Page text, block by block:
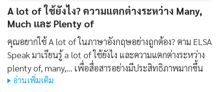
A lot of ใช้ยังไง? ความแตกต่างระหว่าง Many,
Much และ Plenty of
คุณอยากใช้ A lot of ในภาษาอังกฤษอย่างถูกต้อง? ตาม ELSA
Speak มาเรียนรู้ a lot of ใช้ยังไง และความแตกต่างระหว่าง
plenty of, many,... เพื่อสื่อสารอย่างมีประสิทธิภาพมากขึ้น
อ่านเพิ่มเติม